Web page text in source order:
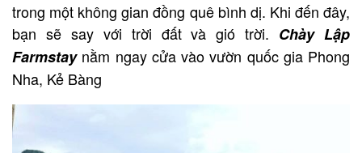
trong một không gian đồng quê bình dị. Khi đến đây,
bạn sẽ say với trời đất và gió trời. Chày Lập
Farmstay nằm ngay cửa vào vườn quốc gia Phong
Nha, Kẻ Bàng